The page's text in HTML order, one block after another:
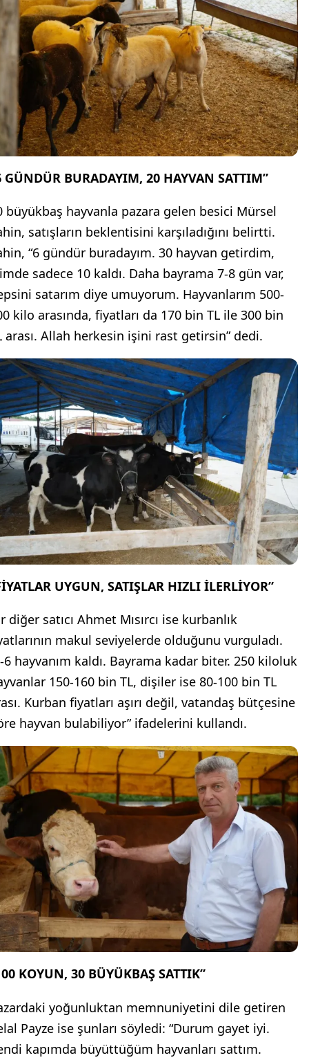
GÜNDÜR BURADAYIM, 20 HAYVAN SATTIM”
büyükbaş hayvanla pazara gelen besici Mürsel
satışların beklentisini karşıladığını belirtti.
“6 gündür buradayım. 30 hayvan getirdim,
sadece 10 kaldı. Daha bayrama 7-8 gün var,
satarım diye umuyorum. Hayvanlarım 500-
kilo arasında, fiyatları da 170 bin TL ile 300 bin
arası. Allah herkesin işini rast getirsin” dedi.
UYGUN, SATIŞLAR HIZLI İLERLİYOR”
diğer satıcı Ahmet Mısırcı ise kurbanlık
makul seviyelerde olduğunu vurguladı.
6 hayvanım kaldı. Bayrama kadar biter. 250 kiloluk
150-160 bin TL, dişiler ise 80-100 bin TL
Kurban fiyatları aşırı değil, vatandaş bütçesine
hayvan bulabiliyor” ifadelerini kullandı.
KOYUN, 30 BÜYÜKBAŞ SATTIK”
yoğunluktan memnuniyetini dile getiren
Payze ise şunları söyledi: “Durum gayet iyi.
kapımda büyüttüğüm hayvanları sattım.